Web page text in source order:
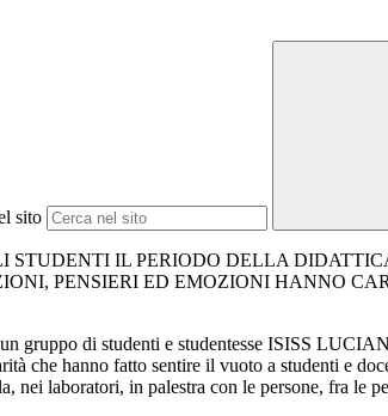
sito
STUDENTI IL PERIODO DELLA
PENSIERI ED EMOZIONI HANNO
gruppo di studenti e studentesse ISISS
che hanno fatto sentire il vuoto a studenti e
nei laboratori, in palestra con le persone, fra le